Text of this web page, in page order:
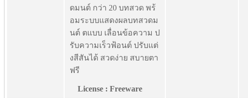
ดมนต์ กว่า 20 บทสวด พร้
อมระบบแสดงผลบทสวดม
นต์ ตแบบ เลื่อนข้อความ ป
รับความเร็วฟ้อนต์ ปรับแต่
งสีสันได้ สวดง่าย สบายตา
ฟรี
License : Freeware